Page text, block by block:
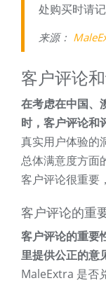
处购买时请
来源：
客户评论
在考虑在中国、
时，客户评论和
真实用户体验的
总体满意度方面
客户评论很重要
客户评论的重
客户评论的重要
里提供公正的意
MaleExtra 是否